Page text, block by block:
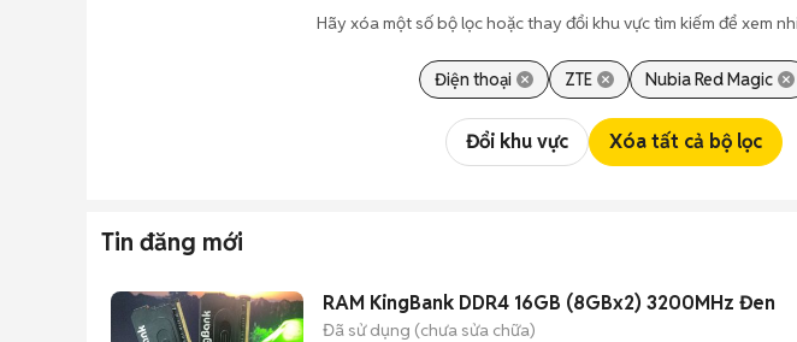
Hãy xóa một số bộ lọc hoặc thay đổi khu vực tìm kiếm để xem
Điện thoại ZTE Nubia Red Magic
Đổi khu vực Xóa tất cả bộ lọc
Tin đăng mới
RAM KingBank DDR4 16GB (8GBx2) 3200MHz Đen
Đã sử dụng (chưa sửa chữa)